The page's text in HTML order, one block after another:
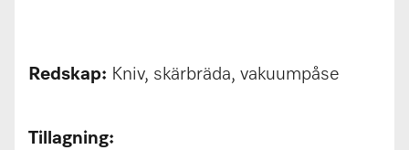
Redskap: Kniv, skärbräda, vakuumpåse
Tillagning: